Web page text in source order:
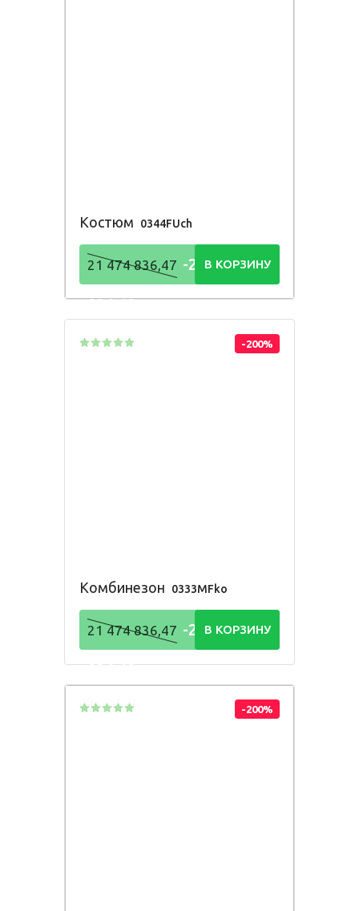
Костюм 0344FUch
21 474 836,47 -21 474
836,48Р
В КОРЗИНУ
-200%
Комбинезон 0333MFko
21 474 836,47 -21 474
836,48Р
В КОРЗИНУ
-200%